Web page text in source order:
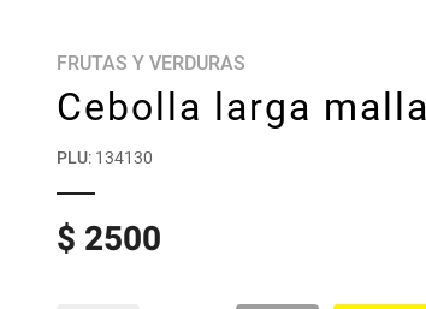
FRUTAS Y VERDURAS
Cebolla larga malla
PLU: 134130
$ 2500